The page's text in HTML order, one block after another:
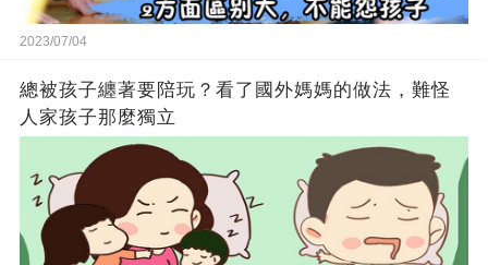
2023/07/04
總被孩子纏著要陪玩？看了國外媽媽的做法，難怪
人家孩子那麼獨立